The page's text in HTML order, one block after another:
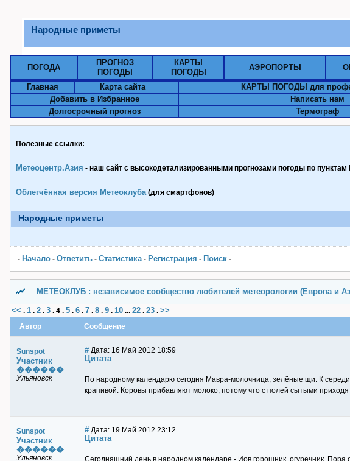
Народные приметы
ПОГОДА
ПРОГНОЗ
ПОГОДЫ
КАРТЫ
ПОГОДЫ
АЭРОПОРТЫ
Главная
Карта сайта КАРТЫ ПОГОДЫ для
Добавить в Избранное
Написать нам
Долгосрочный прогноз
Термограф
Полезные ссылки:
Метеоцентр.Азия - наш сайт с высокодетализированными прогнозами погоды по пунктам
Облегчённая версия Метеоклуба(для смартфонов)
Народные приметы
- Начало - Ответить - Статистика- Pегистрация - Поиск -
МЕТЕОКЛУБ : независимое сообщество любителей метеорологии (Европа
<< . 1 . 2 . 3 . 4 . 5 . 6 . 7 . 8 . 9 . 10 ... 22 . 23 . >>
Автор Сообщение
Sunspot
Участник
������
Ульяновск
# Дата: 16 Май 2012 18:59
Цитата
По народному календарю сегодня Мавра-молочница, зелёные щи. К
крапивой. Коровы прибавляют молоко, потому что с полей сытыми
Sunspot
Участник
������
Ульяновск
# Дата: 19 Май 2012 23:12
Цитата
Сегодняшний день в народном календаре - Иов горошник, огуречник. Пора